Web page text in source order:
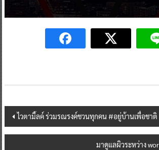
Post
navigation
ไวตามิ้ลค์ ร่วมรณรงค์ชวนทุกคน #อยู่บ้านเพื่อชาติ
มาดูแลผิวระหว่าง